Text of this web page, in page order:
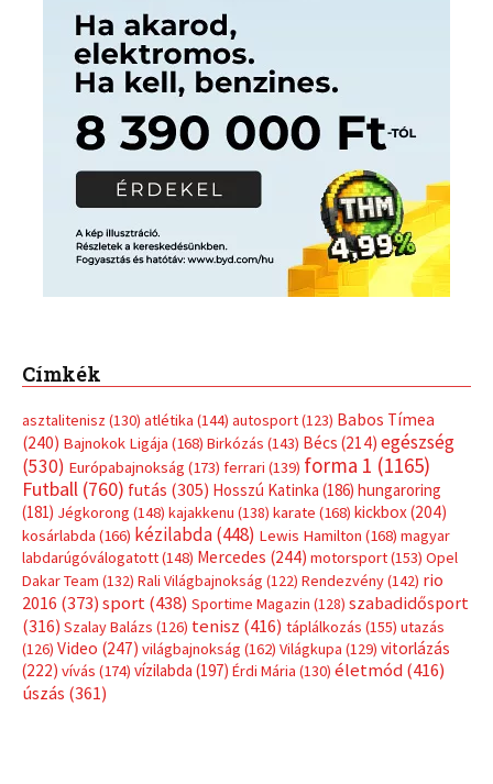
Címkék
asztalitenisz (130) atlétika (144) autosport(123) Babos Tímea
(240) Bajnokok Ligája (168) Birkózás (143) Bécs (214) egészség
(530) Európabajnokság (173) ferrari (139) forma 1 (1165)
Futball (760) futás (305) Hosszú Katinka (186) hungaroring
(181) Jégkorong (148) kajakkenu (138) karate (168) kickbox(204)
kosárlabda (166) kézilabda(448) Lewis Hamilton (168) magyar
labdarúgóválogatott(148) Mercedes (244) motorsport(153) Opel
Dakar Team (132) Rali Világbajnokság (122) Rendezvény(142) rio
2016 (373) sport(438) Sportime Magazin (128) szabadidősport
(316) Szalay Balázs (126) tenisz (416) táplálkozás (155) utazás
(126) Video (247) világbajnokság (162) Világkupa (129) vitorlázás
(222) vívás (174) vízilabda (197) Érdi Mária (130) életmód(416)
úszás (361)